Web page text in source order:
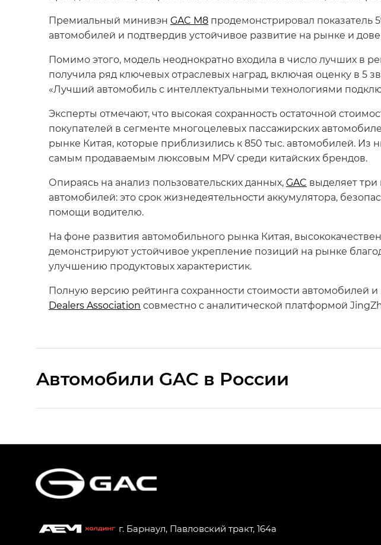
Премиальный минивэн GAC M8 продемонстрировал показатель
автомобилей и подтвердив устойчивое развитие на рынке и
Помимо этого, модель неоднократно входила в число лучших в
получила ряд ключевых отраслевых наград, включая оценку в 5
«Лучший автомобиль с интеллектуальными технологиями
Эксперты отмечают, что высокая сохранность остаточной
покупателей в сегменте многоцелевых пассажирских
рынке Китая, которые приблизились к 850 тыс. автомобилей. Из
самым продаваемым люксовым MPV среди китайских брендов.
Опираясь на анализ пользовательских данных,GAC выделяет
автомобилей: это срок жизнедеятельности аккумулятора,
помощи водителю.
На фоне развития автомобильного рынка Китая,
демонстрируют устойчивое укрепление позиций на рынке
улучшению продуктовых характеристик.
Полную версию рейтинга сохранности стоимости автомобилей
Dealers Association совместно с аналитической платформой
Aвтомобили GAC в России
HYPTEC HT — Хайптек Эйч Ти (HYPTEC HT) в комплектации Экс
г. Барнаул, Павловский тракт, 164а